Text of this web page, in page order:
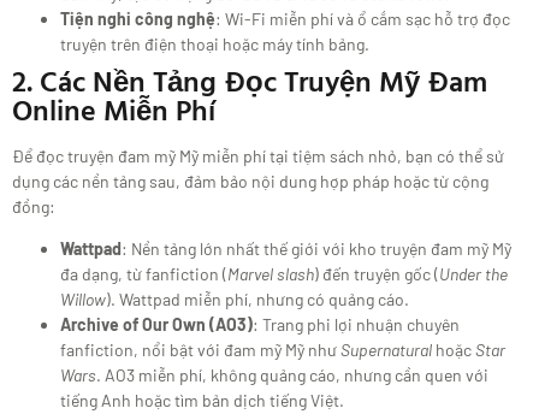
Tiện nghi công nghệ: Wi-Fi miễn phí và ổ cắm sạc hỗ trợ đọc
truyện trên điện thoại hoặc máy tính bảng.
2. Các Nền Tảng Đọc Truyện Mỹ Đam
Online Miễn Phí
Để đọc truyện đam mỹ Mỹ miễn phí tại tiệm sách nhỏ, bạn có thể sử
dụng các nền tảng sau, đảm bảo nội dung hợp pháp hoặc từ cộng
đồng:
Wattpad: Nền tảng lớn nhất thế giới với kho truyện đam mỹ Mỹ
đa dạng, từ fanfiction (Marvel slash) đến truyện gốc (Under the
Willow). Wattpad miễn phí, nhưng có quảng cáo.
Archive of Our Own (AO3): Trang phi lợi nhuận chuyên
fanfiction, nổi bật với đam mỹ Mỹ nhưSupernatural hoặcStar
Wars. AO3 miễn phí, không quảng cáo, nhưng cần quen với
tiếng Anh hoặc tìm bản dịch tiếng Việt.